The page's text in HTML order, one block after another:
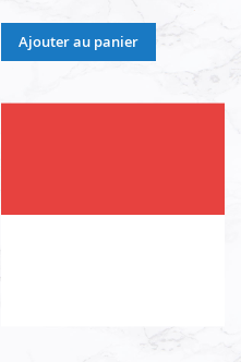
Ajouter au panier